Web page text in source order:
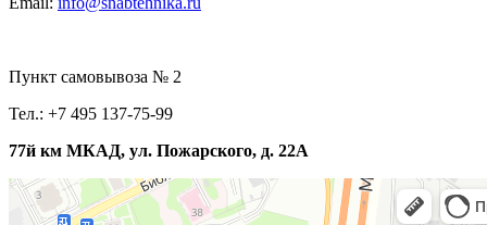
Пункт самовывоза № 2
Тел.: +7 495 137-75-99
77й км МКАД, ул. Пожарского, д. 22А